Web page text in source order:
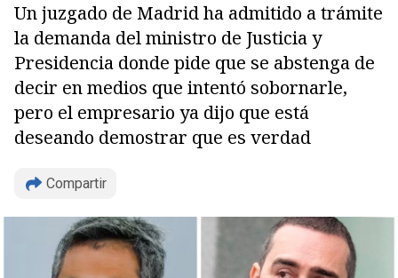
Un juzgado de Madrid ha admitido a trámite
la demanda del ministro de Justicia y
Presidencia donde pide que se abstenga de
decir en medios que intentó sobornarle,
pero el empresario ya dijo que está
deseando demostrar que es verdad
Compartir